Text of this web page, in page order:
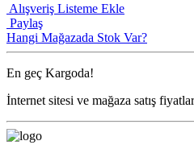
Alışveriş Listeme Ekle
Paylaş
Hangi Mağazada Stok Var?
En geç Kargoda!
İnternet sitesi ve mağaza satış